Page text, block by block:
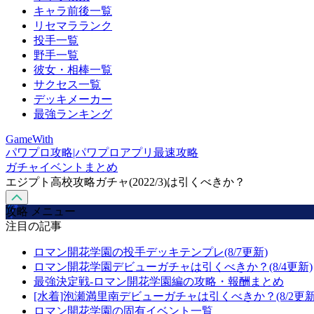
キャラ前後一覧
リセマラランク
投手一覧
野手一覧
彼女・相棒一覧
サクセス一覧
デッキメーカー
最強ランキング
GameWith
パワプロ攻略|パワプロアプリ最速攻略
ガチャイベントまとめ
エジプト高校攻略ガチャ(2022/3)は引くべきか？
攻略 メニュー
注目の記事
ロマン開花学園の投手デッキテンプレ(8/7更新)
ロマン開花学園デビューガチャは引くべきか？(8/4更新)
最強決定戦-ロマン開花学園編の攻略・報酬まとめ
[水着]泡瀬満里南デビューガチャは引くべきか？(8/2更
ロマン開花学園の固有イベント一覧